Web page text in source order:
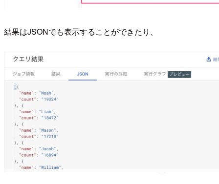
結果はJSONでも表示することができたり、